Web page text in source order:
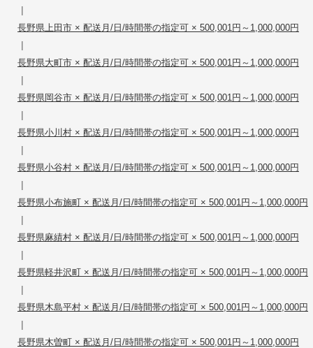
|
長野県上田市 × 配送月/日/時間帯の指定可 × 500,001円～1,000,000円
|
長野県大町市 × 配送月/日/時間帯の指定可 × 500,001円～1,000,000円
|
長野県岡谷市 × 配送月/日/時間帯の指定可 × 500,001円～1,000,000円
|
長野県小川村 × 配送月/日/時間帯の指定可 × 500,001円～1,000,000円
|
長野県小谷村 × 配送月/日/時間帯の指定可 × 500,001円～1,000,000円
|
長野県小布施町 × 配送月/日/時間帯の指定可 × 500,001円～1,000,000円
|
長野県麻績村 × 配送月/日/時間帯の指定可 × 500,001円～1,000,000円
|
長野県軽井沢町 × 配送月/日/時間帯の指定可 × 500,001円～1,000,000円
|
長野県木島平村 × 配送月/日/時間帯の指定可 × 500,001円～1,000,000円
|
長野県木曽町 × 配送月/日/時間帯の指定可 × 500,001円～1,000,000円